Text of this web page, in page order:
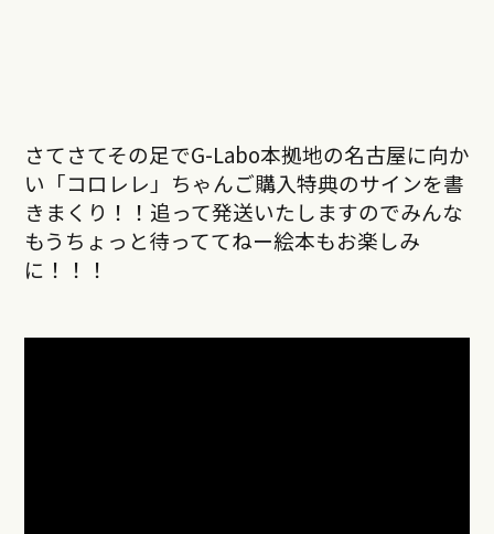
さてさてその足でG-Labo本拠地の名古屋に向か
い「コロレレ」ちゃんご購入特典のサインを書
きまくり！！追って発送いたしますのでみんな
もうちょっと待っててねー絵本もお楽しみ
に！！！